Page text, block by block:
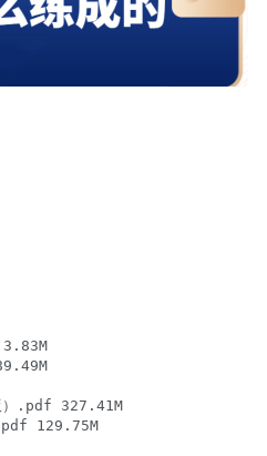
）.pdf 327.41M
129.75M